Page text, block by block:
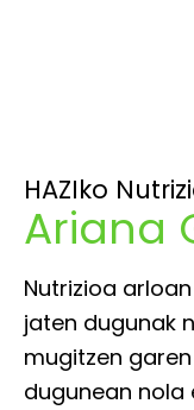
HAZIko
Ariana
Nutrizioa
jaten dugunak
mugitzen
dugunean nola